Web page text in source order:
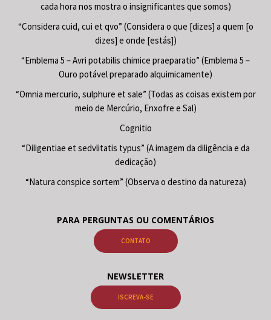
cada hora nos mostra o insignificantes que somos)
“Considera cuid, cui et qvo” (Considera o que [dizes] a quem [o
dizes] e onde [estás])
“Emblema 5 – Avri potabilis chimice praeparatio” (Emblema 5 –
Ouro potável preparado alquimicamente)
“Omnia mercurio, sulphure et sale” (Todas as coisas existem por
meio de Mercúrio, Enxofre e Sal)
Cognitio
“Diligentiae et sedvlitatis typus” (A imagem da diligência e da
dedicação)
“Natura conspice sortem” (Observa o destino da natureza)
PARA PERGUNTAS OU COMENTÁRIOS
CONTATO
NEWSLETTER
ISCREVA-SE